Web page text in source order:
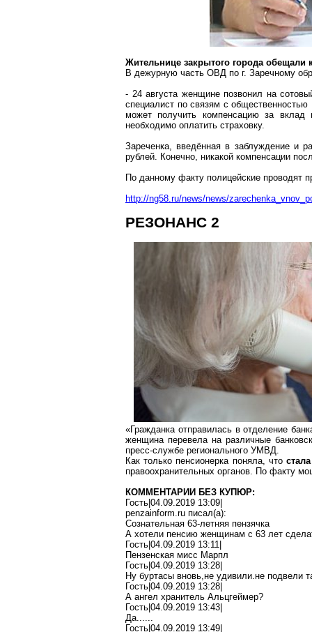
Жительнице закрытого города
В дежурную часть ОВД по г. Заречному
- 24 августа женщине позвонил на
специалист по связям с
может получить компенсацию за
необходимо оплатить страховку.
Зареченка,введённая в заблуждение и
рублей. Конечно, никакой компенсации
По данному факту полицейские проводят
http://ng58.ru/news/news/
РЕЗОНАНС 2
«Гражданка отправилась в отделение
женщина перевела на различные
пресс-службе регионального УМВД.
Как только пенсионерка поняла, что
правоохранительных органов. По факту
КОММЕНТАРИИ БЕЗ КУПЮР:
Гость|04.09.2019 13:09|
penzainform.ru писал(a):
Сознательная 63-летняя пензячка
А хотели пенсию женщинам с 63 лет
Гость|04.09.2019 13:11|
Пензенская мисс Марпл
Гость|04.09.2019 13:28|
Ну буртасы вновь,не удивили.не подвели
Гость|04.09.2019 13:28|
А ангел хранитель Альцгеймер?
Гость|04.09.2019 13:43|
Да......
Гость|04.09.2019 13:49|